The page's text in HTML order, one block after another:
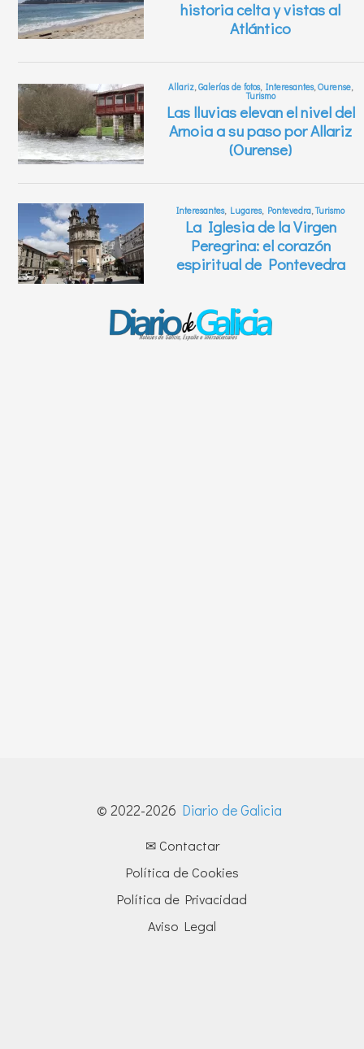
© 2022-2026 Diario de Galicia
✉ Contactar
Política de Cookies
Política de Privacidad
Aviso Legal